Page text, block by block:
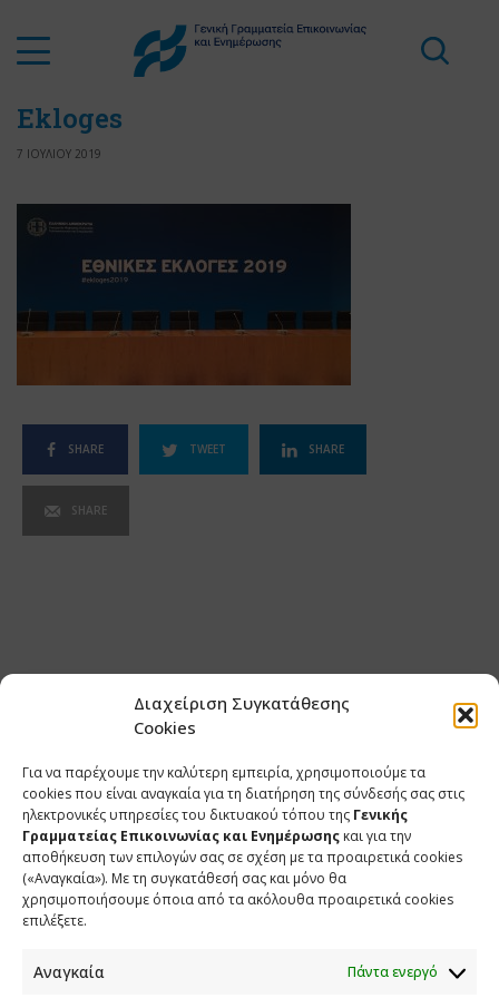
Διαχείριση Συγκατάθεσης
Cookies
Για να παρέχουμε την καλύτερη εμπειρία, χρησιμοποιούμε τα
cookies που είναι αναγκαία για τη διατήρηση της σύνδεσής σας στις
ηλεκτρονικές υπηρεσίες του δικτυακού τόπου της Γενικής
Γραμματείας Επικοινωνίας και Ενημέρωσης και για την
αποθήκευση των επιλογών σας σε σχέση με τα προαιρετικά cookies
(«Αναγκαία»). Με τη συγκατάθεσή σας και μόνο θα
χρησιμοποιήσουμε όποια από τα ακόλουθα προαιρετικά cookies
επιλέξετε.
Αναγκαία Πάντα ενεργό
Ekloges
7 ΙΟΥΛΙΟΥ 2019
SHARE TWEET SHARE
SHARE
ΕΠΙΚΟΙΝΩΝΙΑ
Φραγκούδη 11 & Αλεξάνδρου Πάντου